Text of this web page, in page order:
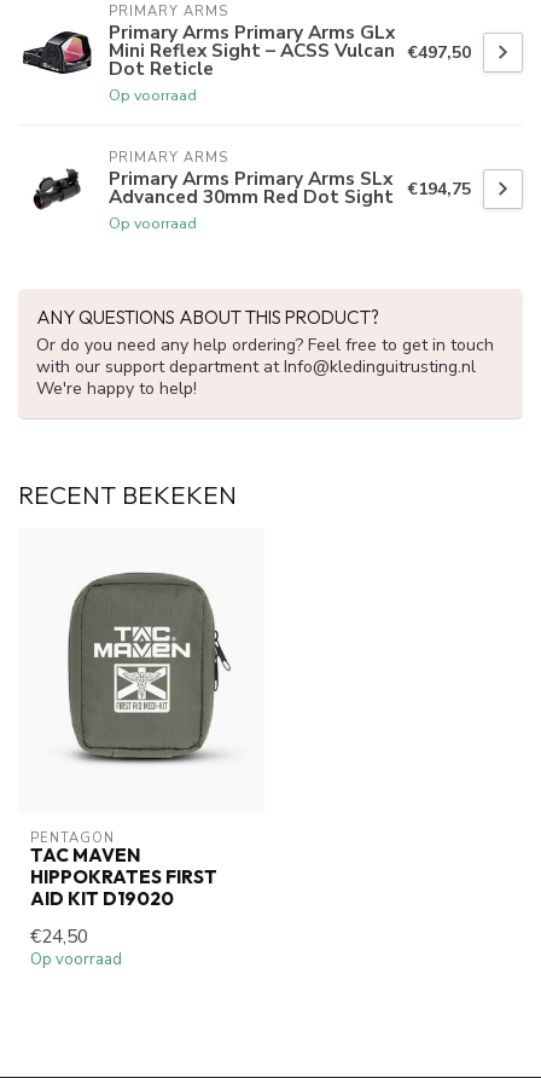
PRIMARY ARMS
Primary Arms Primary Arms GLx
Mini Reflex Sight – ACSS Vulcan
Dot Reticle
Op voorraad
€497,50
PRIMARY ARMS
Primary Arms Primary Arms SLx
Advanced 30mm Red Dot Sight
Op voorraad
€194,75
ANY QUESTIONS ABOUT THIS PRODUCT?
Or do you need any help ordering? Feel free to get in touch
with our support department atInfo@kledinguitrusting.nl
We're happy to help!
RECENT BEKEKEN
PENTAGON
TAC MAVEN
HIPPOKRATES FIRST
AID KIT D19020
€24,50
Op voorraad